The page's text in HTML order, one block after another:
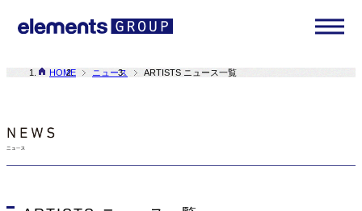
HOME ニュース ARTISTS ニュース一覧